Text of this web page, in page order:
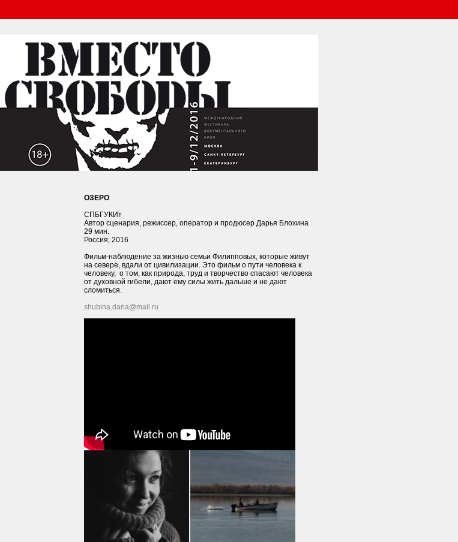
ОЗЕРО
СПБГУКИт
Автор сценария, режиссер, оператор и продюсер Дарья Блохина
29 мин.
Россия, 2016
Фильм-наблюдение за жизнью семьи Филипповых, которые живут
на севере, вдали от цивилизации. Это фильм о пути человека к
человеку, о том, как природа, труд и творчество спасают человека
от духовной гибели, дают ему силы жить дальше и не дают
сломиться.
shubina.daria@mail.ru